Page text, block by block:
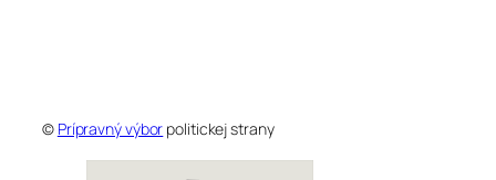
© Prípravný výbor politickej strany